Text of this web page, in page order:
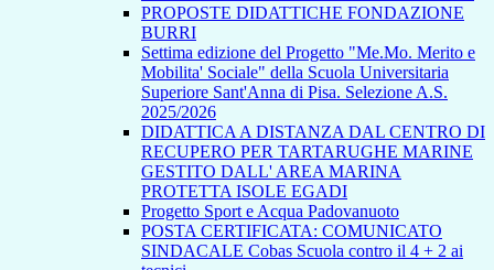
PROPOSTE DIDATTICHE FONDAZIONE
BURRI
Settima edizione del Progetto "Me.Mo. Merito e
Mobilita' Sociale" della Scuola Universitaria
Superiore Sant'Anna di Pisa. Selezione A.S.
2025/2026
DIDATTICA A DISTANZA DAL CENTRO DI
RECUPERO PER TARTARUGHE MARINE
GESTITO DALL' AREA MARINA
PROTETTA ISOLE EGADI
Progetto Sport e Acqua Padovanuoto
POSTA CERTIFICATA: COMUNICATO
SINDACALE Cobas Scuola contro il 4 + 2 ai